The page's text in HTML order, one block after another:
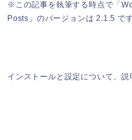
※この記事を執筆する時点で「
Posts」のバージョンは 2.1.5 です
インストールと設定について、説